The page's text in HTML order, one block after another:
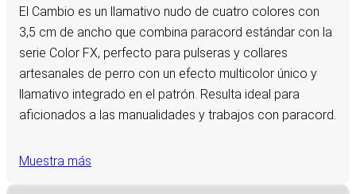
El Cambio es un llamativo nudo de cuatro colores con
3,5 cm de ancho que combina paracord estándar con la
serie Color FX, perfecto para pulseras y collares
artesanales de perro con un efecto multicolor único y
llamativo integrado en el patrón. Resulta ideal para
aficionados a las manualidades y trabajos con paracord.
Muestra más